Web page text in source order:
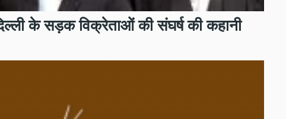
के सड़क विक्रेताओं की संघर्ष की कहानी